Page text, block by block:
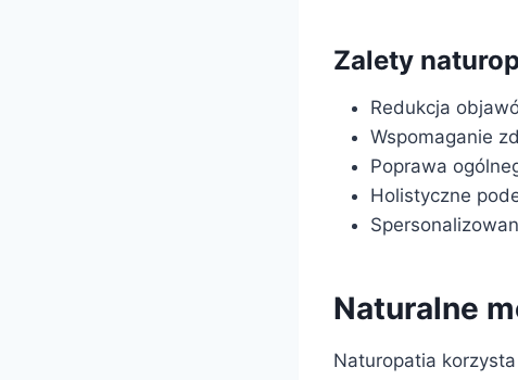
Zalety
Redukcja
Wspomaganie
Poprawa
Holistyczne
Naturalne
Naturopatia